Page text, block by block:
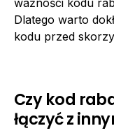
Dlatego warto
kodu przed
Czy kod
łączyć z